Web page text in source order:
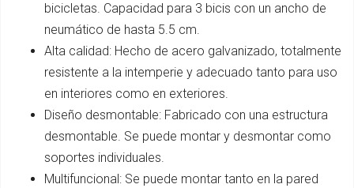
bicicletas. Capacidad para 3 bicis con un ancho de
neumático de hasta 5.5 cm.
Alta calidad: Hecho de acero galvanizado, totalmente
resistente a la intemperie y adecuado tanto para uso
en interiores como en exteriores.
Diseño desmontable: Fabricado con una estructura
desmontable. Se puede montar y desmontar como
soportes individuales.
Multifuncional: Se puede montar tanto en la pared